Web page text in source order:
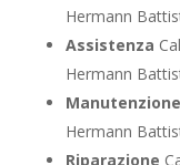
Hermann
Assistenza
Hermann
Manutenzione
Hermann
Riparazione